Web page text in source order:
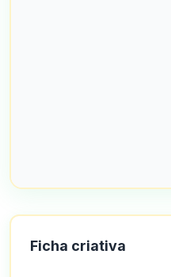
Ficha criativa